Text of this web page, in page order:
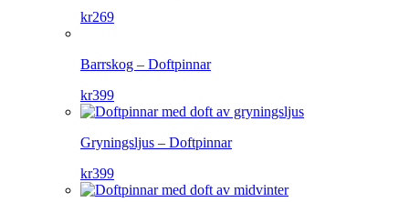
kr269
Barrskog – Doftpinnar
kr399
Gryningsljus – Doftpinnar
kr399